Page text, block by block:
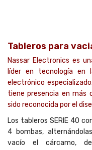
Tableros para
Nassar Electronics es
líder en tecnología en
electrónico
tiene presencia en más
sido reconocida por el
Los tableros SERIE 40
4 bombas,
vacío el cárcamo,